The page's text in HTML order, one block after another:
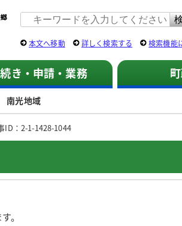
佐用町 公式ホームページ
本文へ移動 詳しく検索する 検索機能
き・申請・業務
南光地域
：2-1-1428-1044
。